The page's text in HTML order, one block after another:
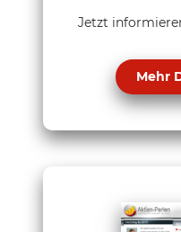
Jetzt
Mehr